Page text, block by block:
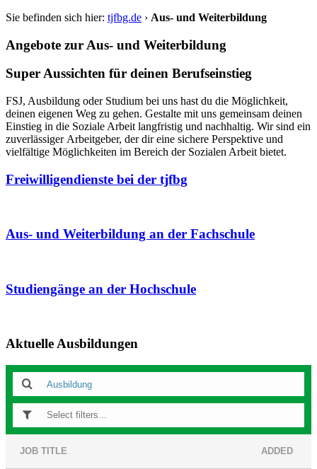
Sie befinden sich hier: tjfbg.de › Aus- und Weiterbildung
Angebote zur Aus- und Weiterbildung
Super Aussichten für deinen Berufseinstieg
FSJ, Ausbildung oder Studium bei uns hast du die Möglichkeit,
deinen eigenen Weg zu gehen. Gestalte mit uns gemeinsam deinen
Einstieg in die Soziale Arbeit langfristig und nachhaltig. Wir sind ein
zuverlässiger Arbeitgeber, der dir eine sichere Perspektive und
vielfältige Möglichkeiten im Bereich der Sozialen Arbeit bietet.
Freiwilligendienste bei der tjfbg
Aus- und Weiterbildung an der Fachschule
Studiengänge an der Hochschule
Aktuelle Ausbildungen